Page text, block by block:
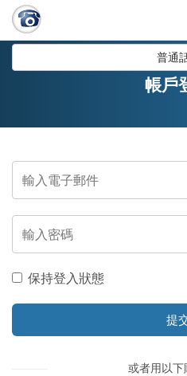
普通
帳戶
保持登入狀態
提
或者用以